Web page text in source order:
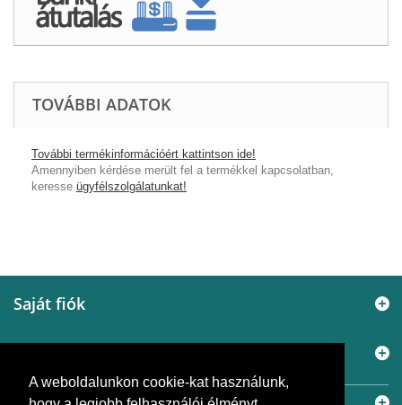
A weboldalunkon cookie-kat használunk,
TOVÁBBI ADATOK
További termékinformációért kattintson ide!
Amennyiben kérdése merült fel a termékkel kapcsolatban,
keresse ügyfélszolgálatunkat!
Saját fiók